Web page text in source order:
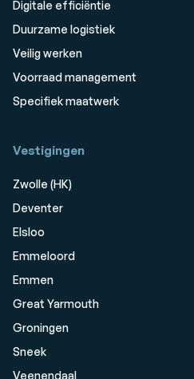
Digitale efficiëntie
Duurzame logistiek
Veilig werken
Voorraad management
Specifiek maatwerk
Vestigingen
Zwolle (HK)
Deventer
Elsloo
Emmeloord
Emmen
Great Yarmouth
Groningen
Sneek
Veenendaal